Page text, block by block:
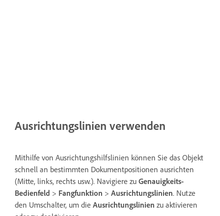
Ausrichtungslinien verwenden
Mithilfe von Ausrichtungshilfslinien können Sie das Objekt
schnell an bestimmten Dokumentpositionen ausrichten
(Mitte, links, rechts usw.). Navigiere zu Genauigkeits-
Bedienfeld > Fangfunktion > Ausrichtungslinien. Nutze
den Umschalter, um die Ausrichtungslinien zu aktivieren